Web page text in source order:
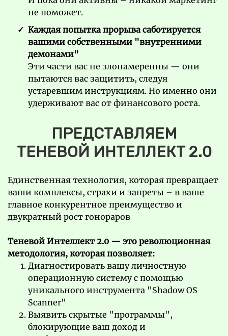
не поможет.
Каждая попытка прорыва саботируется
вашими собственными "внутренними
демонами"
Эти части вас не злонамеренны — они
пытаются вас защитить, следуя
устаревшим инструкциям. Но именно они
удерживают вас от финансового роста.
ПРЕДСТАВЛЯЕМ
ТЕНЕВОЙ ИНТЕЛЛЕКТ 2.0
Единственная технология, которая превращает
ваши комплексы, страхи и запреты – в ваше
главное конкурентное преимущество и
двукратный рост гонораров
Теневой Интеллект 2.0 — это революционная
методология, которая позволяет:
Диагностировать вашу личностную
операционную систему с помощью
уникального инструмента "Shadow OS
Scanner"
Выявить скрытые "программы",
блокирующие ваш доход и